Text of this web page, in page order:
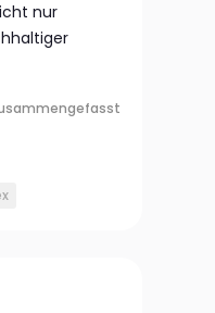
nur